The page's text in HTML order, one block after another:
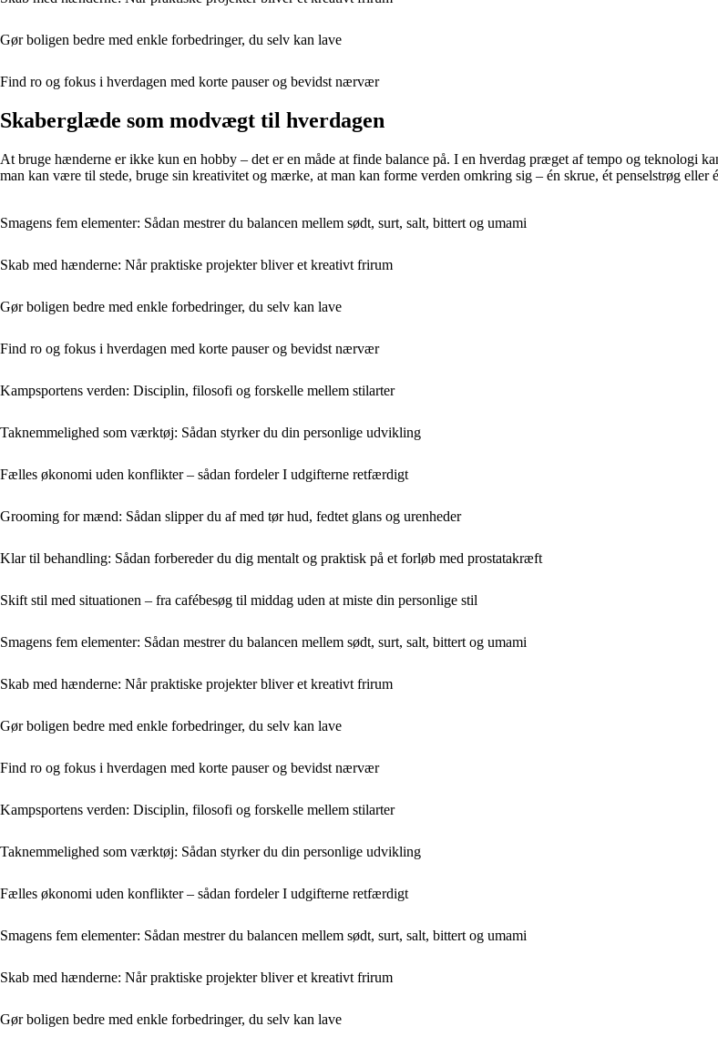
Gør boligen bedre med enkle forbedringer, du selv kan lave
Find ro og fokus i hverdagen med korte pauser og bevidst nærvær
Skaberglæde som modvægt til hverdagen
At bruge hænderne er ikke kun en hobby – det er en måde at finde balance på. I en hverdag præget af tempo og teknologi
man kan være til stede, bruge sin kreativitet og mærke, at man kan forme verden omkring sig – én skrue, ét penselstrøg eller
Smagens fem elementer: Sådan mestrer du balancen mellem sødt, surt, salt, bittert og umami
Skab med hænderne: Når praktiske projekter bliver et kreativt frirum
Gør boligen bedre med enkle forbedringer, du selv kan lave
Find ro og fokus i hverdagen med korte pauser og bevidst nærvær
Kampsportens verden: Disciplin, filosofi og forskelle mellem stilarter
Taknemmelighed som værktøj: Sådan styrker du din personlige udvikling
Fælles økonomi uden konflikter – sådan fordeler I udgifterne retfærdigt
Grooming for mænd: Sådan slipper du af med tør hud, fedtet glans og urenheder
Klar til behandling: Sådan forbereder du dig mentalt og praktisk på et forløb med prostatakræft
Skift stil med situationen – fra cafébesøg til middag uden at miste din personlige stil
Smagens fem elementer: Sådan mestrer du balancen mellem sødt, surt, salt, bittert og umami
Skab med hænderne: Når praktiske projekter bliver et kreativt frirum
Gør boligen bedre med enkle forbedringer, du selv kan lave
Find ro og fokus i hverdagen med korte pauser og bevidst nærvær
Kampsportens verden: Disciplin, filosofi og forskelle mellem stilarter
Taknemmelighed som værktøj: Sådan styrker du din personlige udvikling
Fælles økonomi uden konflikter – sådan fordeler I udgifterne retfærdigt
Smagens fem elementer: Sådan mestrer du balancen mellem sødt, surt, salt, bittert og umami
Skab med hænderne: Når praktiske projekter bliver et kreativt frirum
Gør boligen bedre med enkle forbedringer, du selv kan lave